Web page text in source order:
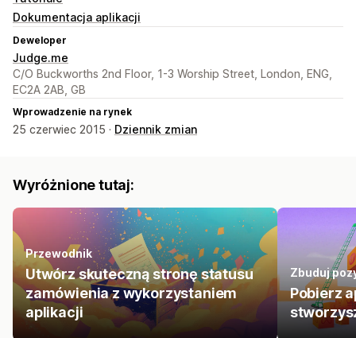
Dokumentacja aplikacji
Deweloper
Judge.me
C/O Buckworths 2nd Floor, 1-3 Worship Street, London, ENG,
EC2A 2AB, GB
Wprowadzenie na rynek
25 czerwiec 2015 · Dziennik zmian
Wyróżnione tutaj:
Przewodnik
Utwórz skuteczną stronę statusu
zamówienia z wykorzystaniem
aplikacji
Zbuduj
Pobierz